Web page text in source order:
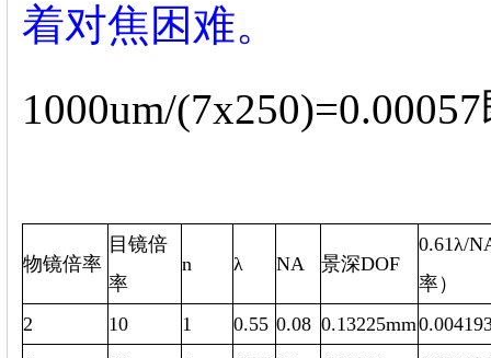
着对焦困难。
1000um/
物镜倍率
目镜倍
率
n λ NA 景深DOF
0.61λ/
率）
2
10 1 0.55 0.08 0.13225mm